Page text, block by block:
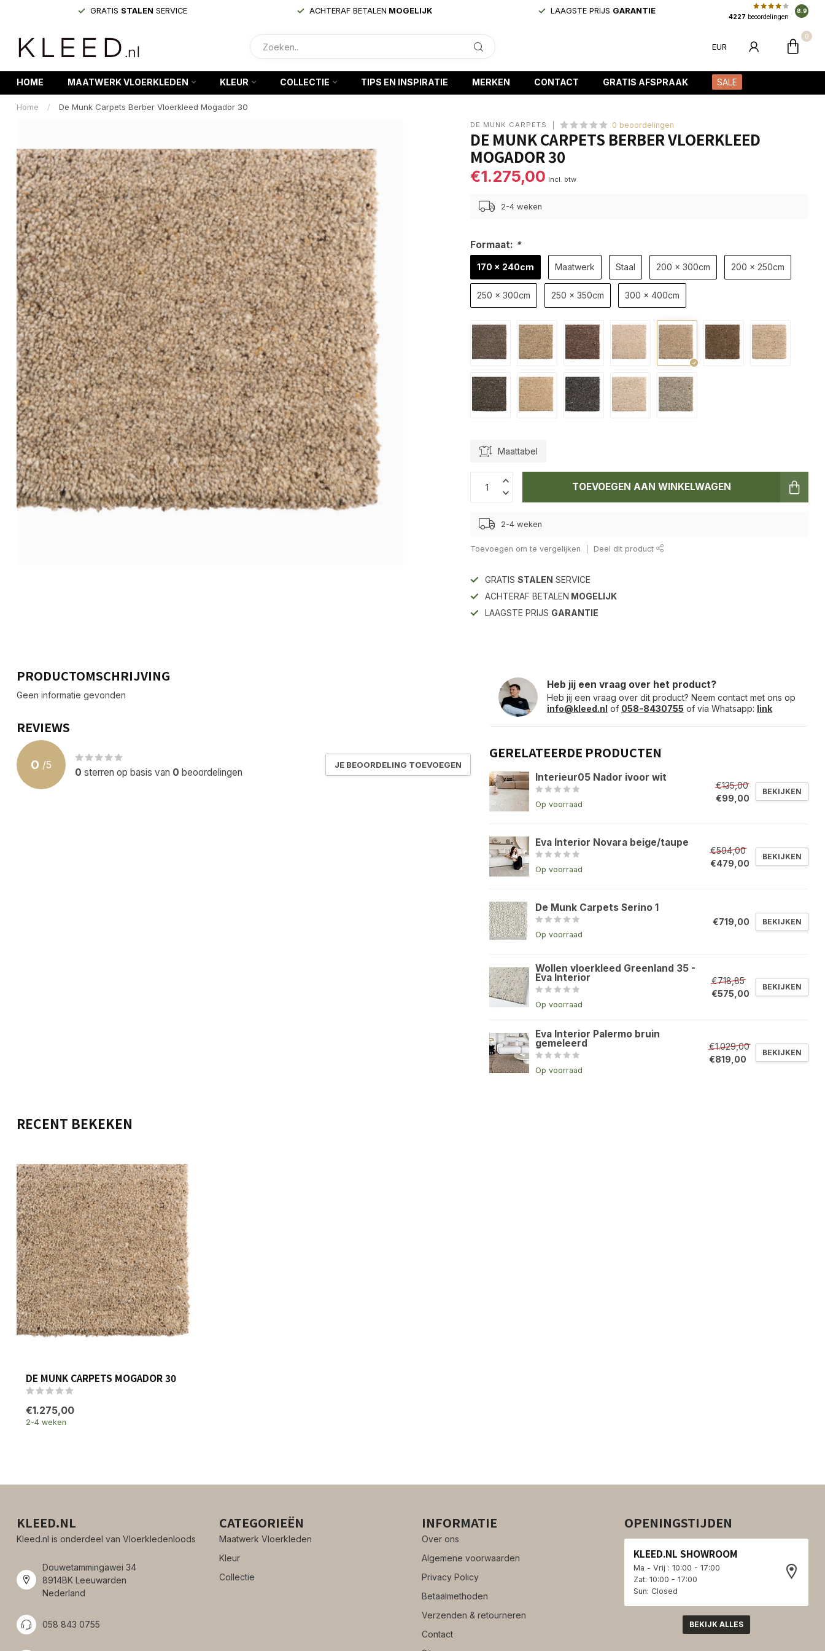
GRATIS STALEN SERVICE ACHTERAF BETALEN MOGELIJK LAAGSTE PRIJS GARANTIE
4227 beoordelingen
8.9
EUR
0
HOME MAATWERK VLOERKLEDEN KLEUR COLLECTIE TIPS EN INSPIRATIE MERKEN CONTACT GRATIS AFSPRAAK SALE
Home / De Munk Carpets Berber Vloerkleed Mogador 30
DE MUNK CARPETS 0 beoordelingen
DE MUNK CARPETS BERBER VLOERKLEED
MOGADOR 30
€1.275,00 Incl. btw
2-4 weken
Formaat: *
170 x 240cm Maatwerk Staal 200 x 300cm 200 x 250cm
250 x 300cm 250 x 350cm 300 x 400cm
Maattabel
TOEVOEGEN AAN WINKELWAGEN
2-4 weken
Toevoegen om te vergelijken Deel dit product
GRATISSTALEN SERVICE
ACHTERAF BETALEN MOGELIJK
LAAGSTE PRIJS GARANTIE
PRODUCTOMSCHRIJVING
Geen informatie gevonden
REVIEWS
0 /5
0 sterren op basis van 0 beoordelingen
JE BEOORDELING TOEVOEGEN
Heb jij een vraag over het product?
Heb jij een vraag over dit product? Neem contact met ons op
info@kleed.nl of 058-8430755 of via Whatsapp: link
GERELATEERDE PRODUCTEN
Interieur05 Nador ivoor wit
Op voorraad
€135,00
€99,00
BEKIJKEN
Eva Interior Novara beige/taupe
Op voorraad
€594,00
€479,00
BEKIJKEN
De Munk Carpets Serino 1
Op voorraad
€719,00 BEKIJKEN
Wollen vloerkleed Greenland 35 -
Eva Interior
Op voorraad
€718,85
€575,00
BEKIJKEN
Eva Interior Palermo bruin
gemeleerd
Op voorraad
€1.029,00
€819,00
BEKIJKEN
RECENT BEKEKEN
DE MUNK CARPETS MOGADOR 30
€1.275,00
2-4 weken
KLEED.NL
Kleed.nl is onderdeel van Vloerkledenloods
Douwetammingawei 34
8914BK Leeuwarden
Nederland
058 843 0755
CATEGORIEËN
Maatwerk Vloerkleden
Kleur
Collectie
INFORMATIE
Over ons
Algemene voorwaarden
Privacy Policy
Betaalmethoden
Verzenden & retourneren
Contact
OPENINGSTIJDEN
KLEED.NL SHOWROOM
Ma - Vrij : 10:00 - 17:00
Zat: 10:00 - 17:00
Sun: Closed
BEKIJK ALLES